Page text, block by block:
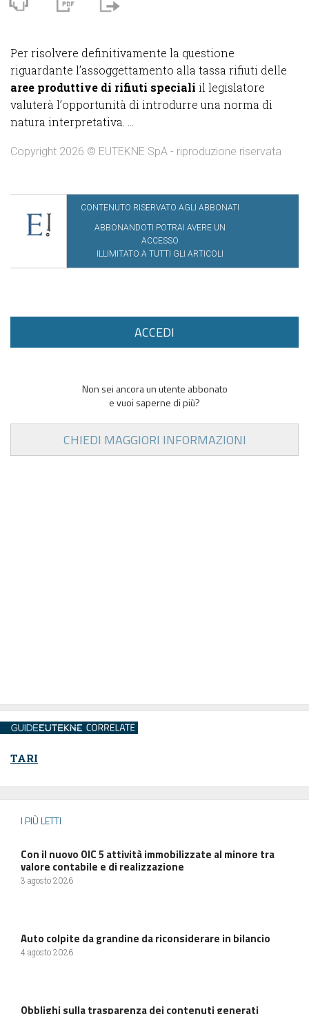
Per risolvere definitivamente la questione
riguardante l’assoggettamento alla tassa rifiuti delle
aree produttive di rifiuti speciali il legislatore
valuterà l’opportunità di introdurre una norma di
natura interpretativa. ...
Copyright 2026 © EUTEKNE SpA - riproduzione riservata
CONTENUTO RISERVATO AGLI ABBONATI
ABBONANDOTI POTRAI AVERE UN
ACCESSO
ILLIMITATO A TUTTI GLI ARTICOLI
ACCEDI
Non sei ancora un utente abbonato
e vuoi saperne di più?
CHIEDI MAGGIORI INFORMAZIONI
TARI
I PIÙ LETTI
Con il nuovo OIC 5 attività immobilizzate al minore tra
valore contabile e di realizzazione
3 agosto 2026
Auto colpite da grandine da riconsiderare in bilancio
4 agosto 2026
Obblighi sulla trasparenza dei contenuti generati